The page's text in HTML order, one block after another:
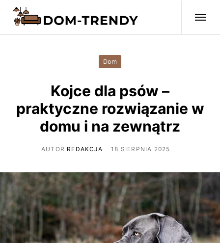
Dom
Kojce dla psów –
praktyczne rozwiązanie w
domu i na zewnątrz
AUTOR REDAKCJA 18 SIERPNIA 2025